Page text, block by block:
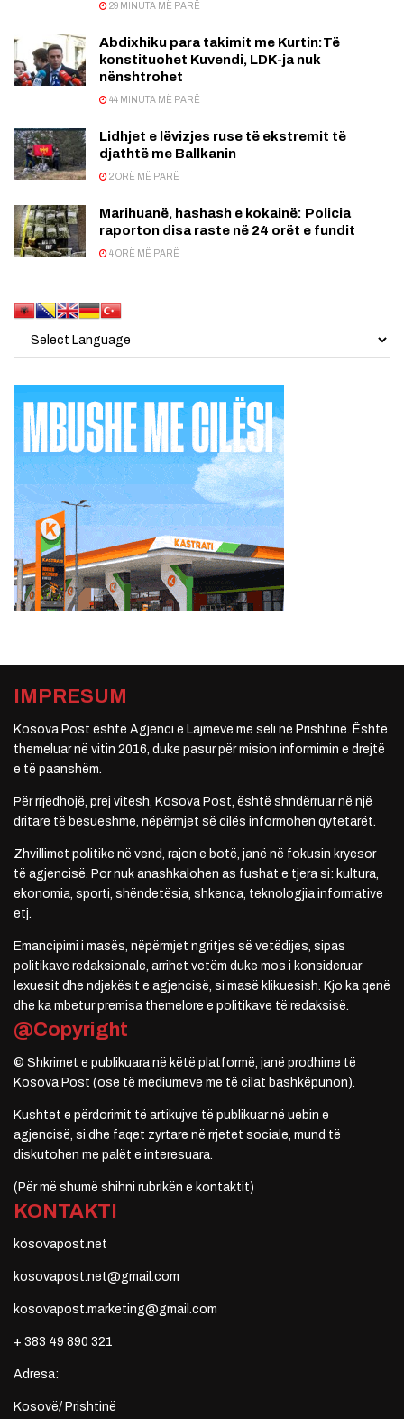
29 MINUTA MË PARË
Abdixhiku para takimit me Kurtin:Të
konstituohet Kuvendi, LDK-ja nuk
nënshtrohet
44 MINUTA MË PARË
Lidhjet e lëvizjes ruse të ekstremit të
djathtë me Ballkanin
2 ORË MË PARË
Marihuanë, hashash e kokainë: Policia
raporton disa raste në 24 orët e fundit
4 ORË MË PARË
IMPRESUM
Kosova Post është Agjenci e Lajmeve me seli në Prishtinë. Është
themeluar në vitin 2016, duke pasur për mision informimin e drejtë
e të paanshëm.
Për rrjedhojë, prej vitesh, Kosova Post, është shndërruar në një
dritare të besueshme, nëpërmjet së cilës informohen qytetarët.
Zhvillimet politike në vend, rajon e botë, janë në fokusin kryesor
të agjencisë. Por nuk anashkalohen as fushat e tjera si: kultura,
ekonomia, sporti, shëndetësia, shkenca, teknologjia informative
etj.
Emancipimi i masës, nëpërmjet ngritjes së vetëdijes, sipas
politikave redaksionale, arrihet vetëm duke mos i konsideruar
lexuesit dhe ndjekësit e agjencisë, si masë klikuesish. Kjo ka qenë
dhe ka mbetur premisa themelore e politikave të redaksisë.
@Copyright
© Shkrimet e publikuara në këtë platformë, janë prodhime të
Kosova Post (ose të mediumeve me të cilat bashkëpunon).
Kushtet e përdorimit të artikujve të publikuar në uebin e
agjencisë, si dhe faqet zyrtare në rrjetet sociale, mund të
diskutohen me palët e interesuara.
(Për më shumë shihni rubrikën e kontaktit)
KONTAKTI
kosovapost.net
kosovapost.net@gmail.com
kosovapost.marketing@gmail.com
+ 383 49 890 321
Adresa:
Kosovë/ Prishtinë